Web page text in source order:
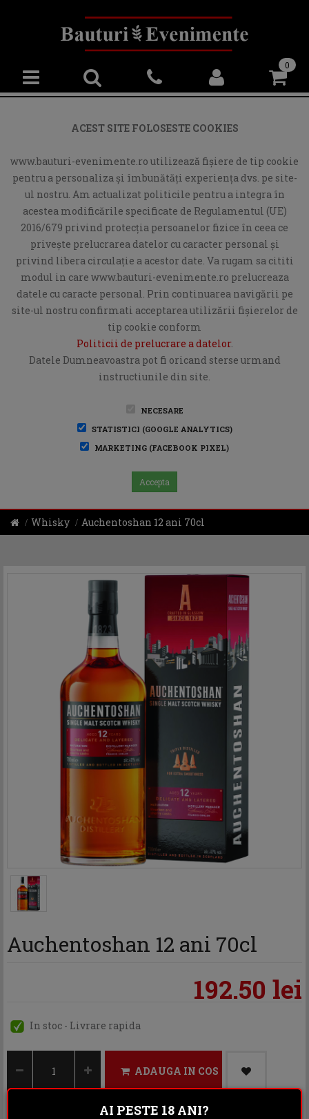
0
ACEST SITE FOLOSESTE COOKIES
www.bauturi-evenimente.ro utilizează fişiere de tip cookie
pentru a personaliza și îmbunătăți experiența dvs. pe site-
ul nostru. Am actualizat politicile pentru a integra în
acestea modificările specificate de Regulamentul (UE)
2016/679 privind protecția persoanelor fizice în ceea ce
privește prelucrarea datelor cu caracter personal și
privind libera circulație a acestor date. Va rugam sa cititi
modul in care www.bauturi-evenimente.ro prelucreaza
datele cu caracte personal. Prin continuarea navigării pe
site-ul nostru confirmati acceptarea utilizării fişierelor de
tip cookie conform
Politicii de prelucrare a datelor.
Datele Dumneavoastra pot fi oricand sterse urmand
instructiunile din site.
NECESARE
STATISTICI (GOOGLE ANALYTICS)
MARKETING (FACEBOOK PIXEL)
Accepta
Whisky Auchentoshan 12 ani 70cl
Auchentoshan 12 ani 70cl
192.50 lei
In stoc - Livrare rapida
ADAUGA IN COS
AI PESTE 18 ANI?